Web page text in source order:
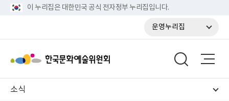
이 누리집은 대한민국 공식 전자정부 누리집입니다.
운영누리집
소식